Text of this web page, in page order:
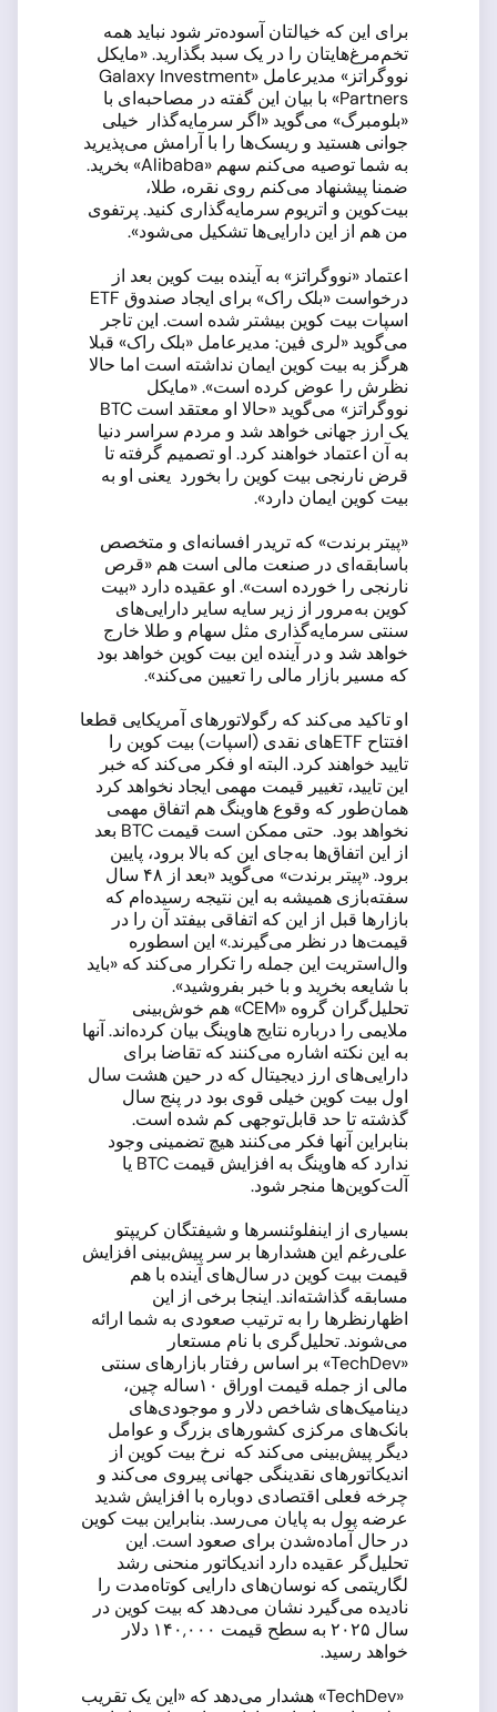
برای این که خیالتان آسوده‌تر شود نباید همه
تخم‌مرغ‌هایتان را در یک سبد بگذارید. «مایکل
نووگراتز» مدیرعامل «Galaxy Investment
Partners» با بیان این گفته در مصاحبه‌ای با
«بلومبرگ» می‌گوید «اگر سرمایه‌گذار خیلی
جوانی هستید و ریسک‌ها را با آرامش می‌پذیرید
به شما توصیه می‌کنم سهم «Alibaba» بخرید.
ضمنا پیشنهاد می‌کنم روی نقره، طلا،
بیت‌کوین و اتریوم سرمایه‌گذاری کنید. پرتفوی
من هم از این دارایی‌ها تشکیل می‌شود».
اعتماد «نووگراتز» به آینده بیت کوین بعد از
درخواست «بلک راک» برای ایجاد صندوق ETF
اسپات بیت کوین بیشتر شده است. این تاجر
می‌گوید «لری فین: مدیرعامل «بلک راک» قبلا
هرگز به بیت کوین ایمان نداشته است اما حالا
نظرش را عوض کرده است». «مایکل
نووگراتز» می‌گوید «حالا او معتقد است BTC
یک ارز جهانی خواهد شد و مردم سراسر دنیا
به آن اعتماد خواهند کرد. او تصمیم گرفته تا
قرض نارنجی بیت کوین را بخورد یعنی او به
بیت کوین ایمان دارد».
«پیتر برندت» که تریدر افسانه‌ای و متخصص
باسابقه‌ای در صنعت مالی است هم «قرص
نارنجی را خورده است». او عقیده دارد «بیت
کوین به‌مرور از زیر سایه سایر دارایی‌های
سنتی سرمایه‌گذاری مثل سهام و طلا خارج
خواهد شد و در آینده این بیت کوین خواهد بود
که مسیر بازار مالی را تعیین می‌کند».
او تاکید می‌کند که رگولاتورهای آمریکایی قطعا
افتتاح ETF‌های نقدی (اسپات) بیت کوین را
تایید خواهند کرد. البته او فکر می‌کند که خبر
این تایید، تغییر قیمت مهمی ایجاد نخواهد کرد
همان‌طور که وقوع هاوینگ هم اتفاق مهمی
نخواهد بود. حتی ممکن است قیمت BTC بعد
از این اتفاق‌ها به‌جای این که بالا برود، پایین
برود. «پیتر برندت» می‌گوید «بعد از ۴۸ سال
سفته‌بازی همیشه به این نتیجه رسیده‌ام که
بازارها قبل از این که اتفاقی بیفتد آن را در
قیمت‌ها در نظر می‌گیرند.» این اسطوره
وال‌استریت این جمله را تکرار می‌کند که «باید
با شایعه بخرید و با خبر بفروشید».
تحلیل‌گران گروه «CEM» هم خوش‌بینی
ملایمی را درباره نتایج هاوینگ بیان کرده‌اند. آنها
به این نکته اشاره می‌کنند که تقاضا برای
دارایی‌های ارز دیجیتال که در حین هشت سال
اول بیت کوین خیلی قوی بود در پنج سال
گذشته تا حد قابل‌توجهی کم شده است.
بنابراین آنها فکر می‌کنند هیچ تضمینی وجود
ندارد که هاوینگ به افزایش قیمت BTC یا
آلت‌کوین‌ها منجر شود.
بسیاری از اینفلوئنسرها و شیفتگان کریپتو
علی‌رغم این هشدارها بر سر پیش‌بینی افزایش
قیمت بیت کوین در سال‌های آینده با هم
مسابقه گذاشته‌اند. اینجا برخی از این
اظهارنظرها را به ترتیب صعودی به شما ارائه
می‌شوند. تحلیل‌گری با نام مستعار
«TechDev» بر اساس رفتار بازارهای سنتی
مالی از جمله قیمت اوراق ۱۰ساله چین،
دینامیک‌های شاخص دلار و موجودی‌های
بانک‌های مرکزی کشورهای بزرگ و عوامل
دیگر پیش‌بینی می‌کند که نرخ بیت کوین از
اندیکاتورهای نقدینگی جهانی پیروی می‌کند و
چرخه فعلی اقتصادی دوباره با افزایش شدید
عرضه پول به پایان می‌رسد. بنابراین بیت کوین
در حال آماده‌شدن برای صعود است. این
تحلیل‌گر عقیده دارد اندیکاتور منحنی رشد
لگاریتمی که نوسان‌های دارایی کوتاه‌مدت را
نادیده می‌گیرد نشان می‌دهد که بیت کوین در
سال ۲۰۲۵ به سطح قیمت ۱۴۰,۰۰۰ دلار
خواهد رسید.
«TechDev» هشدار می‌دهد که «این یک تقریب